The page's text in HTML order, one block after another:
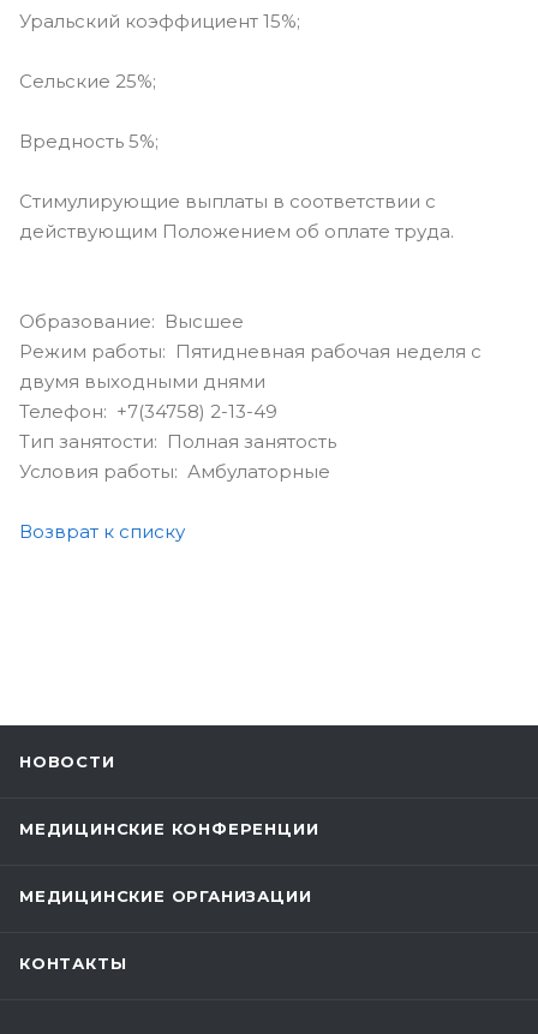
Уральский коэффициент 15%;
Сельские 25%;
Вредность 5%;
Стимулирующие выплаты в соответствии с
действующим Положением об оплате труда.
Образование: Высшее
Режим работы: Пятидневная рабочая неделя с
двумя выходными днями
Телефон: +7(34758) 2-13-49
Тип занятости: Полная занятость
Условия работы: Амбулаторные
Возврат к списку
НОВОСТИ
МЕДИЦИНСКИЕ КОНФЕРЕНЦИИ
МЕДИЦИНСКИЕ ОРГАНИЗАЦИИ
КОНТАКТЫ